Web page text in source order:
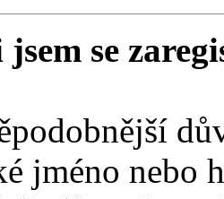
se
jméno nebo